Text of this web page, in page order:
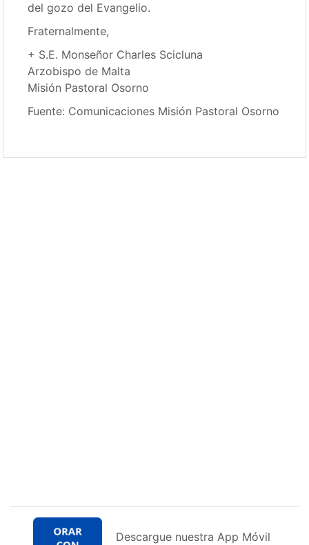
del gozo del Evangelio.
Fraternalmente,
+ S.E. Monseñor Charles Scicluna
Arzobispo de Malta
Misión Pastoral Osorno
Fuente: Comunicaciones Misión Pastoral Osorno
Descargue nuestra App Móvil